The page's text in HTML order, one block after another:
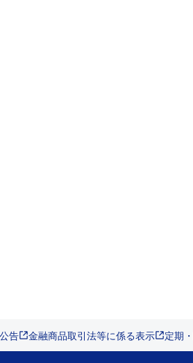
告 金融商品取引法等に係る表示 定期